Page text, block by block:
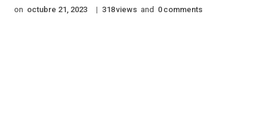
on octubre 21, 2023 | 318views and 0 comments